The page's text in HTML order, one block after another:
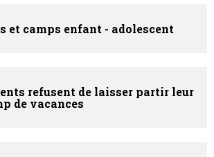
et camps enfant - adolescent
refusent de laisser partir leur
de vacances